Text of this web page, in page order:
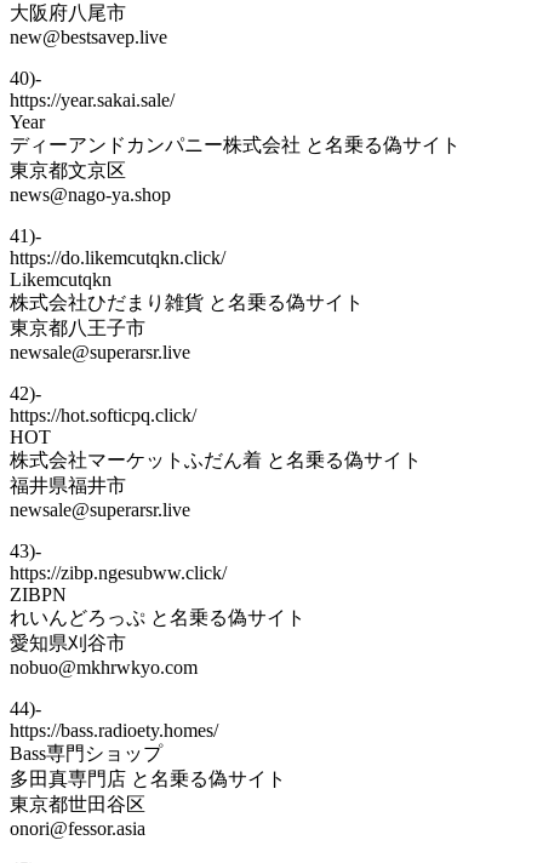
大阪府八尾市
new@bestsavep.live
40)-
https://year.sakai.sale/
Year
ディーアンドカンパニー株式会社 と名乗る偽サイト
東京都文京区
news@nago-ya.shop
41)-
https://do.likemcutqkn.click/
Likemcutqkn
株式会社ひだまり雑貨 と名乗る偽サイト
東京都八王子市
newsale@superarsr.live
42)-
https://hot.softicpq.click/
HOT
株式会社マーケットふだん着 と名乗る偽サイト
福井県福井市
newsale@superarsr.live
43)-
https://zibp.ngesubww.click/
ZIBPN
れいんどろっぷ と名乗る偽サイト
愛知県刈谷市
nobuo@mkhrwkyo.com
44)-
https://bass.radioety.homes/
Bass専門ショップ
多田真専門店 と名乗る偽サイト
東京都世田谷区
onori@fessor.asia